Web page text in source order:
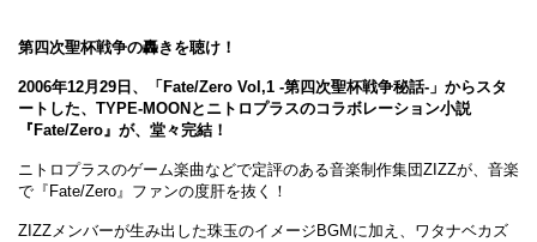
第四次聖杯戦争の轟きを聴け！
2006年12月29日、「Fate/Zero Vol,1 -第四次聖杯戦争秘話-」からスタ
ートした、TYPE-MOONとニトロプラスのコラボレーション小説
『Fate/Zero』が、堂々完結！
ニトロプラスのゲーム楽曲などで定評のある音楽制作集団ZIZZが、音楽
で『Fate/Zero』ファンの度肝を抜く！
ZIZZメンバーが生み出した珠玉のイメージBGMに加え、ワタナベカズ